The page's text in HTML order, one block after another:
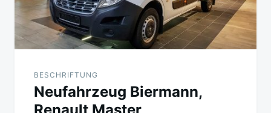
BESCHRIFTUNG
Neufahrzeug Biermann,
Renault Master